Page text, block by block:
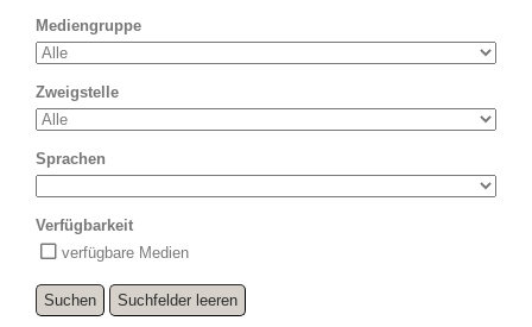
Mediengruppe
Zweigstelle
Sprachen
Verfügbarkeit
verfügbare Medien